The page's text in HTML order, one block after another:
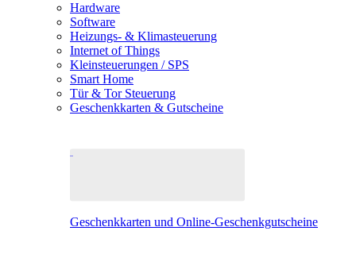
Hardware
Software
Heizungs- & Klimasteuerung
Internet of Things
Kleinsteuerungen / SPS
Smart Home
Tür & Tor Steuerung
Geschenkkarten & Gutscheine
Geschenkkarten und Online-Geschenkgutscheine